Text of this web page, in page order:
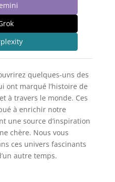
quelques-uns des
ont marqué l’histoire de
à travers le monde. Ces
à enrichir notre
une source d’inspiration
chère. Nous vous
ces univers fascinants
autre temps.